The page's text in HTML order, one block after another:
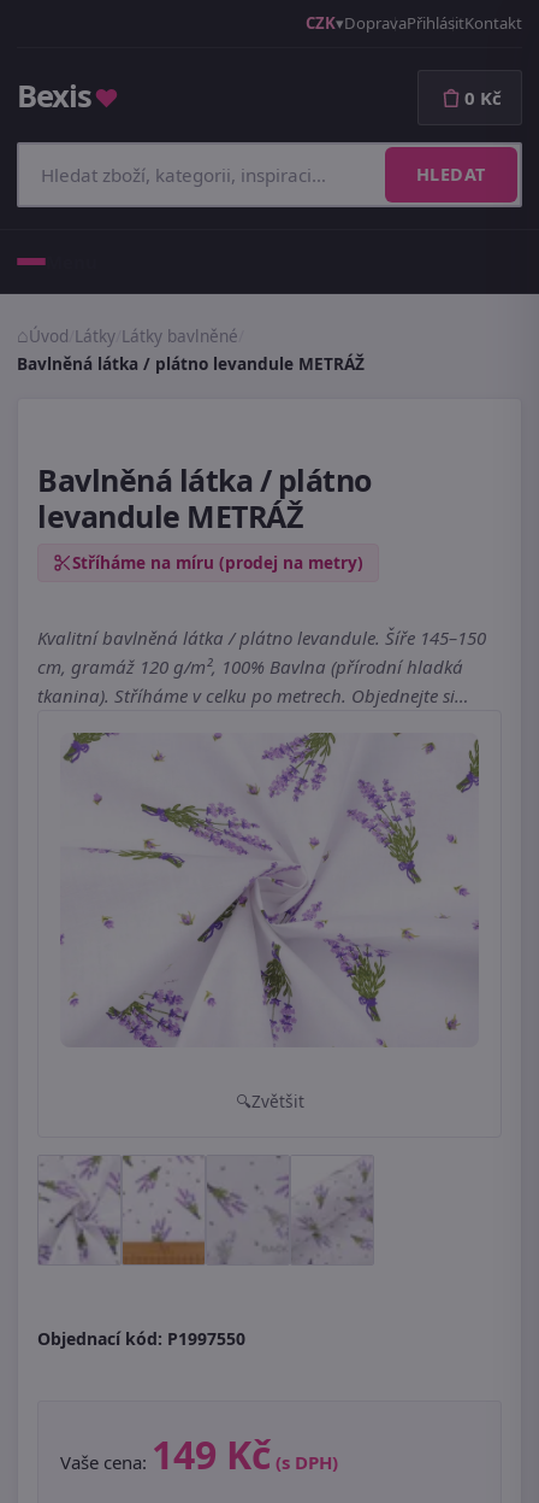
CZK DopravaPřihlásitKontakt
Bexis♥
HLEDAT
0 Kč
Úvod Látky Látky bavlněné
Bavlněná látka / plátno levandule METRÁŽ
Bavlněná látka / plátno
levandule METRÁŽ
Stříháme na míru (prodej na metry)
Kvalitní bavlněná látka / plátno levandule. Šíře 145–150
cm, gramáž 120 g/m², 100% Bavlna (přírodní hladká
tkanina). Stříháme v celku po metrech. Objednejte si…
Zvětšit
Objednací kód: P1997550
Vaše cena: 149 Kč (s DPH)